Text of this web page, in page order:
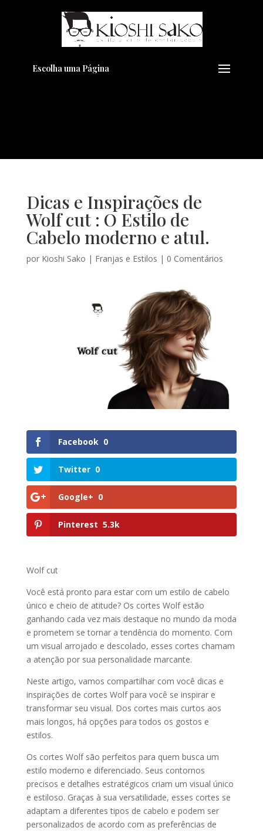
Escolha uma Página
Dicas e Inspirações de
Wolf cut : O Estilo de
Cabelo moderno e atul.
por Kioshi Sako | Franjas e Estilos | 0 Comentários
Facebook 0
Twitter 0
Google+ 0
Pinterest 5.3k
Wolf cut
Você está pronto para estar com um estilo de cabelo
único e cheio de atitude? Os cortes Wolf estão
ganhando cada vez mais destaque no mundo da moda
e prometem se tornar a tendência do momento. Com
um visual arrojado e descolado, esses cortes chamam
a atenção por sua personalidade marcante.
Neste artigo, vamos compartilhar com você dicas e
inspirações de cortes Wolf para você se inspirar e
transformar seu visual. Dos cortes mais curtos aos
mais longos, há opções para todos os gostos e
estilos.
Os cortes Wolf são perfeitos para quem busca um
estilo moderno e diferenciado. Seus contornos
precisos e detalhes estratégicos criam um visual único
e estiloso. Graças à sua versatilidade, esses cortes se
adaptam a diferentes tipos de cabelo e podem ser
personalizados de acordo com as preferências de
Pensando em transformar seu
Visual??